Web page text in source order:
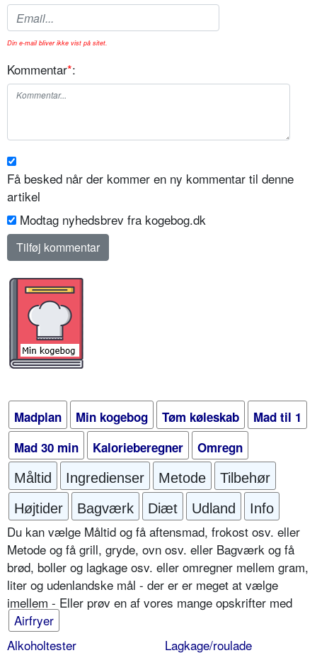
Din e-mail bliver ikke vist på sitet.
Kommentar*:
Få besked når der kommer en ny kommentar til denne
artikel
Modtag nyhedsbrev fra kogebog.dk
Madplan Min kogebog Tøm køleskab
Mad til 1
Mad 30 min
Kalorieberegner Omregn
Måltid Ingredienser Metode
Tilbehør
Højtider
Bagværk Diæt Udland Info
Du kan vælge Måltid og få aftensmad, frokost osv. eller
Metode og få grill, gryde, ovn osv. eller Bagværk og få
brød, boller og lagkage osv. eller omregner mellem gram,
liter og udenlandske mål - der er er meget at vælge
imellem - Eller prøv en af vores mange opskrifter med
Airfryer
Alkoholtester
Lagkage/roulade